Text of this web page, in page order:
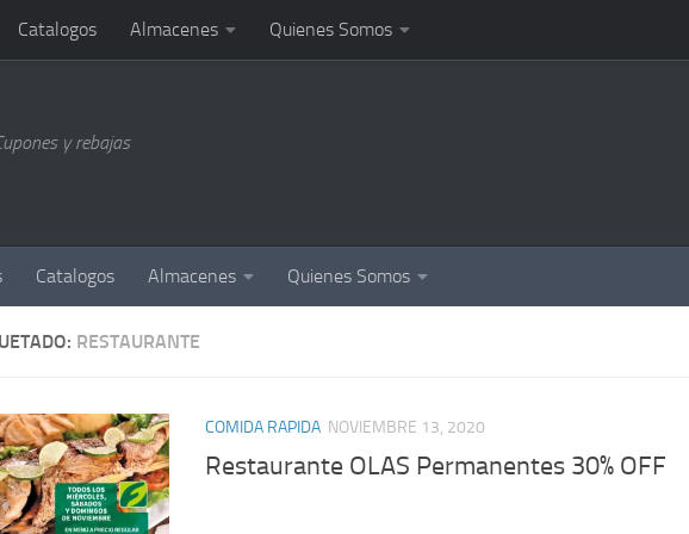
Catalogos Almacenes Quienes Somos
y rebajas
Catalogos Almacenes Quienes Somos
RESTAURANTE
COMIDA RAPIDA NOVIEMBRE 13, 2020
Restaurante OLAS Permanentes 30% OFF